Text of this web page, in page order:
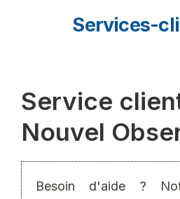
Services-
Service
Nouvel
Besoin d'aide ?